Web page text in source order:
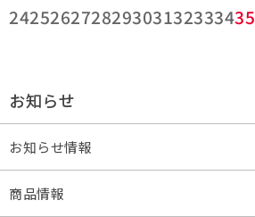
242526272829303132333435
お知らせ
お知らせ情報
商品情報